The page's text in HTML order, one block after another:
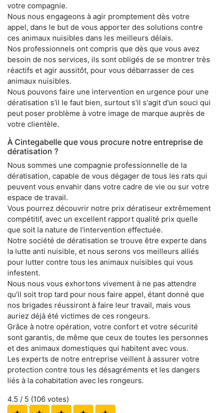
votre compagnie.
Nous nous engageons à agir promptement dès votre
appel, dans le but de vous apporter des solutions contre
ces animaux nuisibles dans les meilleurs délais.
Nos professionnels ont compris que dès que vous avez
besoin de nos services, ils sont obligés de se montrer très
réactifs et agir aussitôt, pour vous débarrasser de ces
animaux nuisibles.
Nous pouvons faire une intervention en urgence pour une
dératisation s'il le faut bien, surtout s'il s'agit d'un souci qui
peut poser problème à votre image de marque auprès de
votre clientèle.
À Cintegabelle que vous procure notre entreprise de
dératisation ?
Nous sommes une compagnie professionnelle de la
dératisation, capable de vous dégager de tous les rats qui
peuvent vous envahir dans votre cadre de vie ou sur votre
espace de travail.
Vous pourrez découvrir notre prix dératiseur extrêmement
compétitif, avec un excellent rapport qualité prix quelle
que soit la nature de l'intervention effectuée.
Notre société de dératisation se trouve être experte dans
la lutte anti nuisible, et nous serons vos meilleurs alliés
pour lutter contre tous les animaux nuisibles qui vous
infestent.
Nous nous vous exhortons vivement à ne pas attendre
qu'il soit trop tard pour nous faire appel, étant donné que
nos brigades réussiront à faire leur travail, mais vous
auriez déjà été victimes de ces rongeurs.
Grâce à notre opération, votre confort et votre sécurité
sont garantis, de même que ceux de toutes les personnes
et des animaux domestiques qui habitent avec vous.
Les experts de notre entreprise veillent à assurer votre
protection contre tous les désagréments et les dangers
liés à la cohabitation avec les rongeurs.
4.5 / 5 (106 votes)